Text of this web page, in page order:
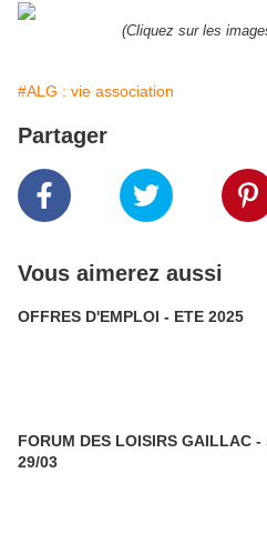
(Cliquez sur les
#ALG : vie association
Partager
Vous aimerez aussi
OFFRES D'EMPLOI - ETE 2025
FORUM DES LOISIRS GAILLAC -
29/03